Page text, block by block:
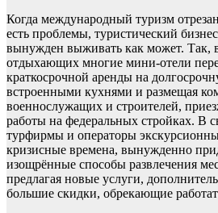
Когда международный туризм
есть проблемы, туристический
вынужден выживать как может. Так,
отдыхающих многие мини-отели
краткосрочной аренды на
встроенными кухнями и размещая
военнослужащих и строителей,
работы на федеральных стройках. В
турфирмы и операторы
кризисные времена, вынужденно
изощрённые способы развлечения
предлагая новые услуги,
большие скидки, обрекающие